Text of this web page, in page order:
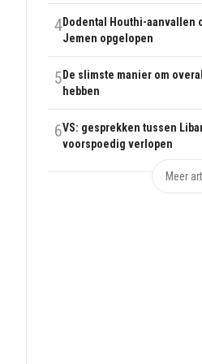
4Dodental Houthi-
Jemen opgelopen
5 De slimste manier om
hebben
6VS: gesprekken tussen
voorspoedig verlopen
Meer